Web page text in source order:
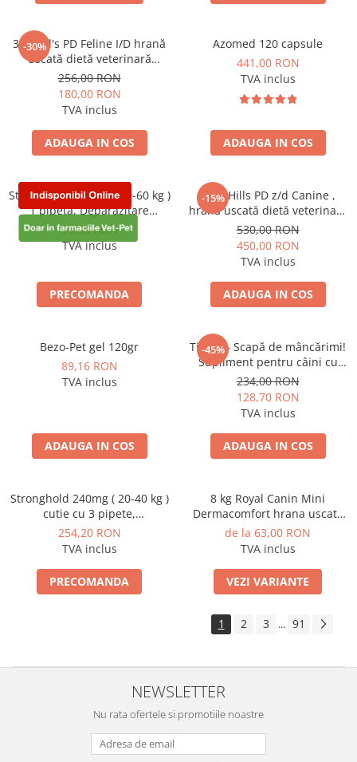
-30%
3kg Hill's PD Feline I/D hrană
uscată dietă veterinară
pentru pisici cu probleme
digestive
256,00 RON
180,00 RON
TVA inclus
ADAUGA IN COS
Azomed 120 capsule
441,00 RON
TVA inclus
ADAUGA IN COS
Stronghold 360 mg ( 40-60 kg )
1 pipetă, Deparazitare
externa si interna pentru
caini
90,00 RON
TVA inclus
PRECOMANDA
-15%
10kg Hills PD z/d Canine ,
hrană uscată dietă veterinară
hipoalergenică pentru câini
530,00 RON
450,00 RON
TVA inclus
ADAUGA IN COS
Bezo-Pet gel 120gr
89,16 RON
TVA inclus
ADAUGA IN COS
-45%
Tipaw – Scapă de mâncărimi!
Supliment pentru câini cu
probleme de piele, 60 de
comprimate masticabile moi
234,00 RON
128,70 RON
TVA inclus
ADAUGA IN COS
Stronghold 240mg ( 20-40 kg )
cutie cu 3 pipete,
Deparazitare externa si
interna pentru caini
254,20 RON
TVA inclus
PRECOMANDA
8 kg Royal Canin Mini
Dermacomfort hrana uscata
caine pentru prevenirea
iritatiilor pielii
de la 63,00 RON
TVA inclus
VEZI VARIANTE
1 2 3 ... 91
NEWSLETTER
Nu rata ofertele si promotiile noastre